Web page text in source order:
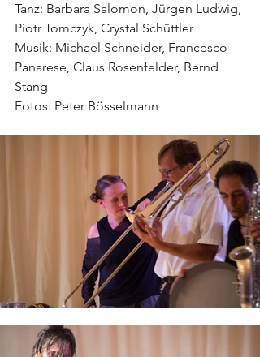
Tanz: Barbara Salomon, Jürgen Ludwig,
Piotr Tomczyk, Crystal Schüttler
Musik: Michael Schneider, Francesco
Panarese, Claus Rosenfelder, Bernd
Stang
Fotos: Peter Bösselmann